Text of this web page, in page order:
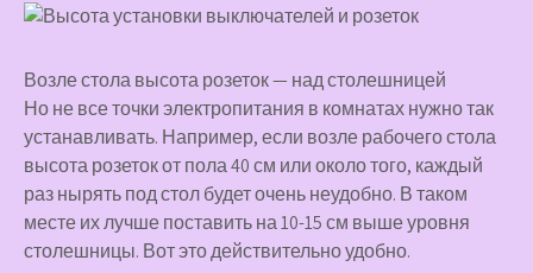
Возле стола высота розеток — над столешницей
Но не все точки электропитания в комнатах нужно так
устанавливать. Например, если возле рабочего стола
высота розеток от пола 40 см или около того, каждый
раз нырять под стол будет очень неудобно. В таком
месте их лучше поставить на 10-15 см выше уровня
столешницы. Вот это действительно удобно.